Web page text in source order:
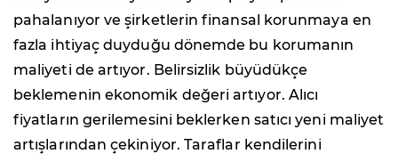
pahalanıyor ve şirketlerin finansal korunmaya en
fazla ihtiyaç duyduğu dönemde bu korumanın
maliyeti de artıyor. Belirsizlik büyüdükçe
beklemenin ekonomik değeri artıyor. Alıcı
fiyatların gerilemesini beklerken satıcı yeni maliyet
artışlarından çekiniyor. Taraflar kendilerini